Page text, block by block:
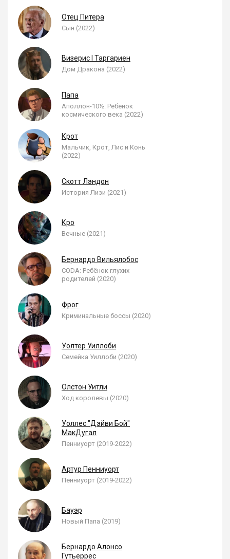
Отец Питера
Сын (2022)
Визерис I Таргариен
Дом Дракона (2022)
Папа
Аполлон-10½: Ребёнок
космического века (2022)
Крот
Мальчик, Крот, Лис и Конь
(2022)
Скотт Лэндон
История Лизи (2021)
Кро
Вечные (2021)
Бернардо Вильялобос
CODA: Ребёнок глухих
родителей (2020)
Фрог
Криминальные боссы (2020)
Уолтер Уиллоби
Семейка Уиллоби (2020)
Олстон Уитли
Ход королевы (2020)
Уоллес "Дэйви Бой"
МакДугал
Пенниуорт (2019-2022)
Артур Пенниуорт
Пенниуорт (2019-2022)
Бауэр
Новый Папа (2019)
Бернардо Алонсо
Гутьеррес